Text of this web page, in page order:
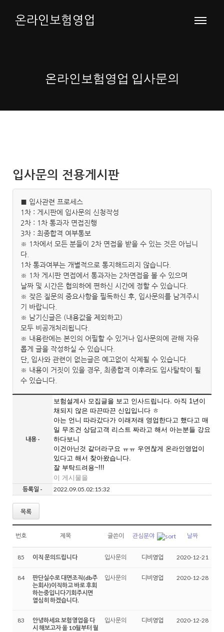
온라인보험영업
온라인보험영업 입사문의
입사문의 전용게시판
■ 입사관련 프로세스
1차 : 게시판에 입사문의 신청작성
2차 : 1차 통과자 면접진행
3차 : 최종합격 여부통보
※ 1차에서 모든 분들이 2차 면접을 받을 수 있는 것은 아닙니
다.
1차 통과여부는 개별적으로 통지해드리지 않습니다.
※ 1차 게시판 면접에서 통과자는 2차면접을 볼 수 있으며
날짜 및 시간은 협의하에 편하신 시간에 정할 수 있습니다.
※ 잦은 질문의 중요사항을 필독하신 후, 입사문의를 남겨주시
기 바랍니다.
※ 남기신글은 (내용값을 제외하고)
모두 비공개처리됩니다.
※ 내용란에는 본인의 어필할 수 있거나 입사문의에 관해 자유
롭게 글을 작성하실 수 있습니다.
단, 입사와 관련이 없는글은 예고없이 삭제될 수 있습니다.
※ 내용이 거짓이 있을 경우, 최종합격 이후라도 입사탈락이 될
수 있습니다.
내용 -
보험설계사 모집글을 보고 인사드립니다. 아직 1년이
채되지 않은 따끈따끈 신입입니다 ㅎ
아는 언니 따라갔다가 이래저래 영업한다고 했다고 매
일 무조건 상담고객 리스트 짜라고 해서 아는분들 강요
하다보니
이건아닌것 같더라구요 ㅠㅠ 우연찮게 온라인영업이
있다고 해서 찾아왔습니다.
잘 부탁드려용~!!!
이 게시물을
등록일 -
2022.09.05.02:15:32
목록
번호 제목 글쓴이 관심분야 날짜
85 이직 문의드립니다 입사문의 디비영업 2020-12-21
84
판단실수로 대면조직(db주
는회사)이직하고 바로 후회
하는중입니다기회주시면
열심히 하겠습니다.
입사문의 디비영업 2020-12-28
83
안녕하세요 보험영업을 다
시 해보고자 올 10월부터 월
입사문의 디비영업 2020-12-28